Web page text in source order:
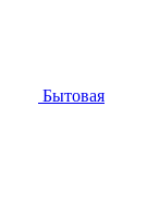
Бытовая